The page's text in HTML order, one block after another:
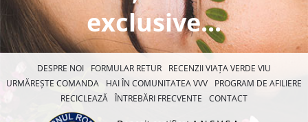
exclusive...
DESPRE NOI FORMULAR RETUR
RECENZII VIAȚA VERDE VIU
URMĂREȘTE COMANDA
HAI ÎN COMUNITATEA VVV
PROGRAM DE AFILIERE
RECICLEAZĂ ÎNTREBĂRI FRECVENTE CONTACT